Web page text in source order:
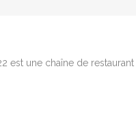
est une chaîne de